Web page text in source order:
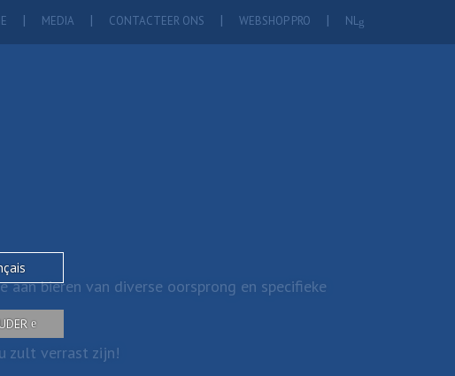
MEDIA CONTACTEER ONS WEBSHOP PRO NL
aan bieren van diverse oorsprong en specifieke
zult verrast zijn!